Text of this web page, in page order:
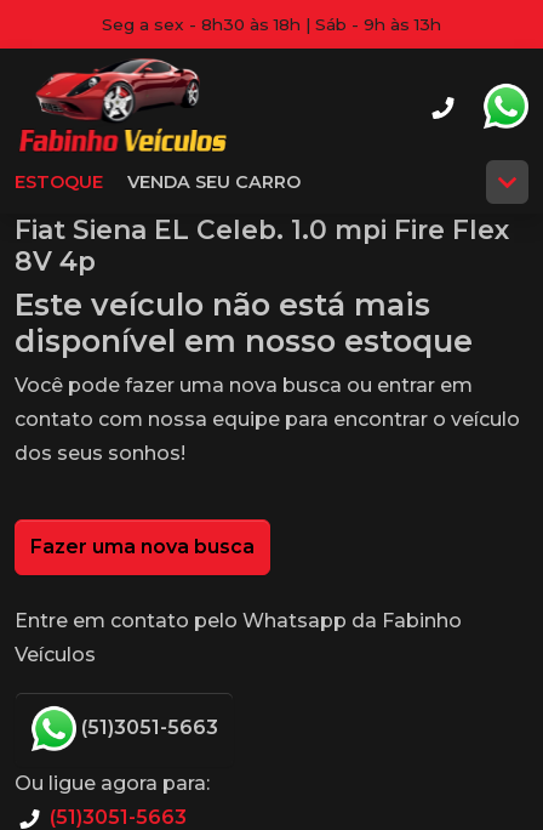
Seg a sex - 8h30 às 18h | Sáb - 9h às 13h
ESTOQUE VENDA SEU CARRO
Fiat Siena EL Celeb. 1.0 mpi Fire Flex
8V 4p
Este veículo não está mais
disponível em nosso estoque
Você pode fazer uma nova busca ou entrar em
contato com nossa equipe para encontrar o veículo
dos seus sonhos!
Fazer uma nova busca
Entre em contato pelo Whatsapp da Fabinho
Veículos
(51)3051-5663
Ou ligue agora para:
(51)3051-5663